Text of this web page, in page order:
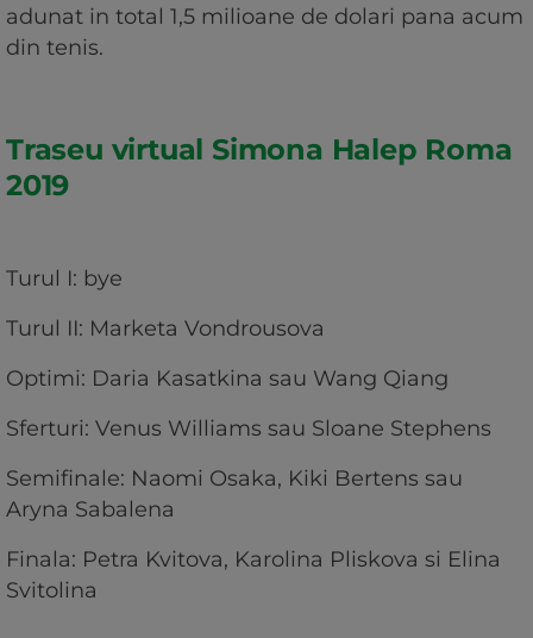
adunat in total 1,5 milioane de dolari pana acum
din tenis.
Traseu virtual Simona Halep Roma
2019
Turul I: bye
Turul II: Marketa Vondrousova
Optimi: Daria Kasatkina sau Wang Qiang
Sferturi: Venus Williams sau Sloane Stephens
Semifinale: Naomi Osaka, Kiki Bertens sau
Aryna Sabalena
Finala: Petra Kvitova, Karolina Pliskova si Elina
Svitolina